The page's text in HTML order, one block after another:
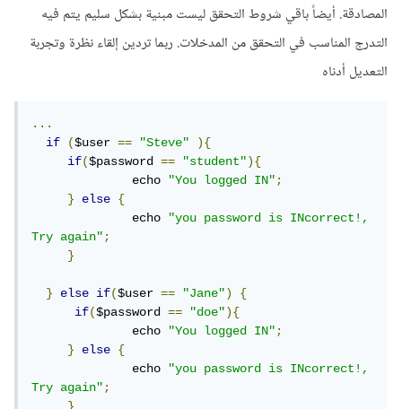
المصادقة. أيضاً باقي شروط التحقق ليست مبنية بشكل سليم يتم فيه
التدرج المناسب في التحقق من المدخلات. ربما تردين إلقاء نظرة وتجربة
التعديل أدناه
...
if
($user == "Steve"
){
if($password == "student"){
              echo
"You logged IN";
}
else
{
              echo
"you password is INcorrect!,
Try again";
}
} else if($user == "Jane")
{
if($password == "doe"){
              echo
"You logged IN";
}
else
{
              echo
"you password is INcorrect!,
Try again";